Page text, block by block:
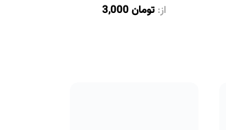
از: تومان3,000